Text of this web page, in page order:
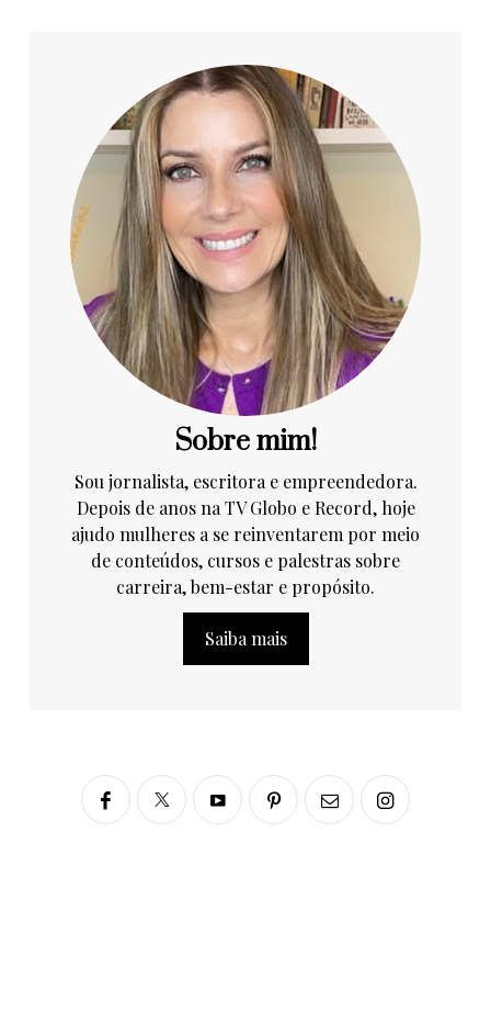
Sobre mim!
Sou jornalista, escritora e empreendedora.
Depois de anos na TV Globo e Record, hoje
ajudo mulheres a se reinventarem por meio
de conteúdos, cursos e palestras sobre
carreira, bem-estar e propósito.
Saiba mais